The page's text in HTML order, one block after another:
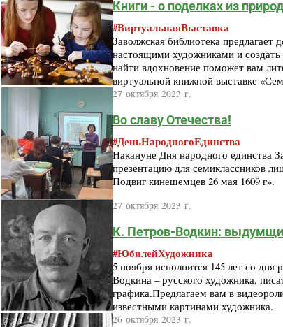
Книги - о поделках из
#ВиртуальнаяВыставка
Заволжская библиотека предлагает
настоящими художниками и
найти вдохновение поможет вам
виртуальной книжной выставке
27 октября 2023 г.
Во славу Отечества!
#ДеньНародногоЕдинства
Накануне Дня народного единства
презентацию для семиклассников
Подвиг кинешемцев 26 мая 1609 г».
27 октября 2023 г.
К. Петров-Водкин:
#ЮбилейХудожника
5 ноября исполнится 145 лет со
Водкина – русского художника,
графика.Предлагаем вам в
известными картинами художника.
26 октября 2023 г.